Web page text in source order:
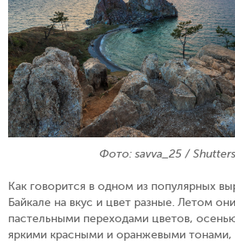
Фото: savva_25 /
Как говорится в одном из популярных
Байкале на вкус и цвет разные. Летом
пастельными переходами цветов,
яркими красными и оранжевыми